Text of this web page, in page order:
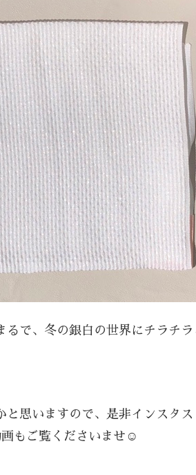
るで、冬の銀白の世界にチラチ
と思いますので、是非インスタ
もご覧くださいませ☺️